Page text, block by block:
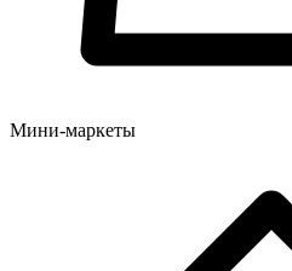
Мини-маркеты